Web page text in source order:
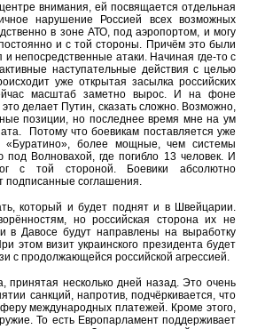
внимания, ей посвящается отдельная
нарушение Россией всех возможных
в зоне АТО, под аэропортом, и могу
и с той стороны. Причём это были
непосредственные атаки. Начиная где-то с
наступательные действия с целью
уже открытая засылка российских
масштаб заметно вырос. И на фоне
делает Путин, сказать сложно. Возможно,
позиции, но последнее время мне на ум
Потому что боевикам поставляется уже
«Буратино», более мощные, чем системы
Волновахой, где погибло 13 человек. И
с той стороной. Боевики абсолютно
подписанные соглашения.
который и будет поднят и в Швейцарии.
но российская сторона их не
Давосе будут направлены на выработку
этом визит украинского президента будет
с продолжающейся российской агрессией.
несколько дней назад. Это очень
санкций, напротив, подчёркивается, что
международных платежей. Кроме этого,
То есть Европарламент поддерживает